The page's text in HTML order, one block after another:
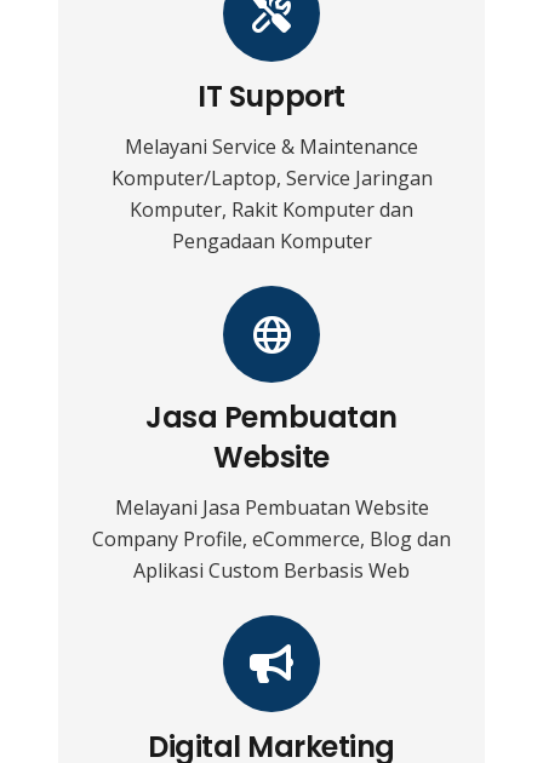
IT Support
Melayani Service & Maintenance
Komputer/Laptop, Service Jaringan
Komputer, Rakit Komputer dan
Pengadaan Komputer
Jasa Pembuatan
Website
Melayani Jasa Pembuatan Website
Company Profile, eCommerce, Blog dan
Aplikasi Custom Berbasis Web
Digital Marketing